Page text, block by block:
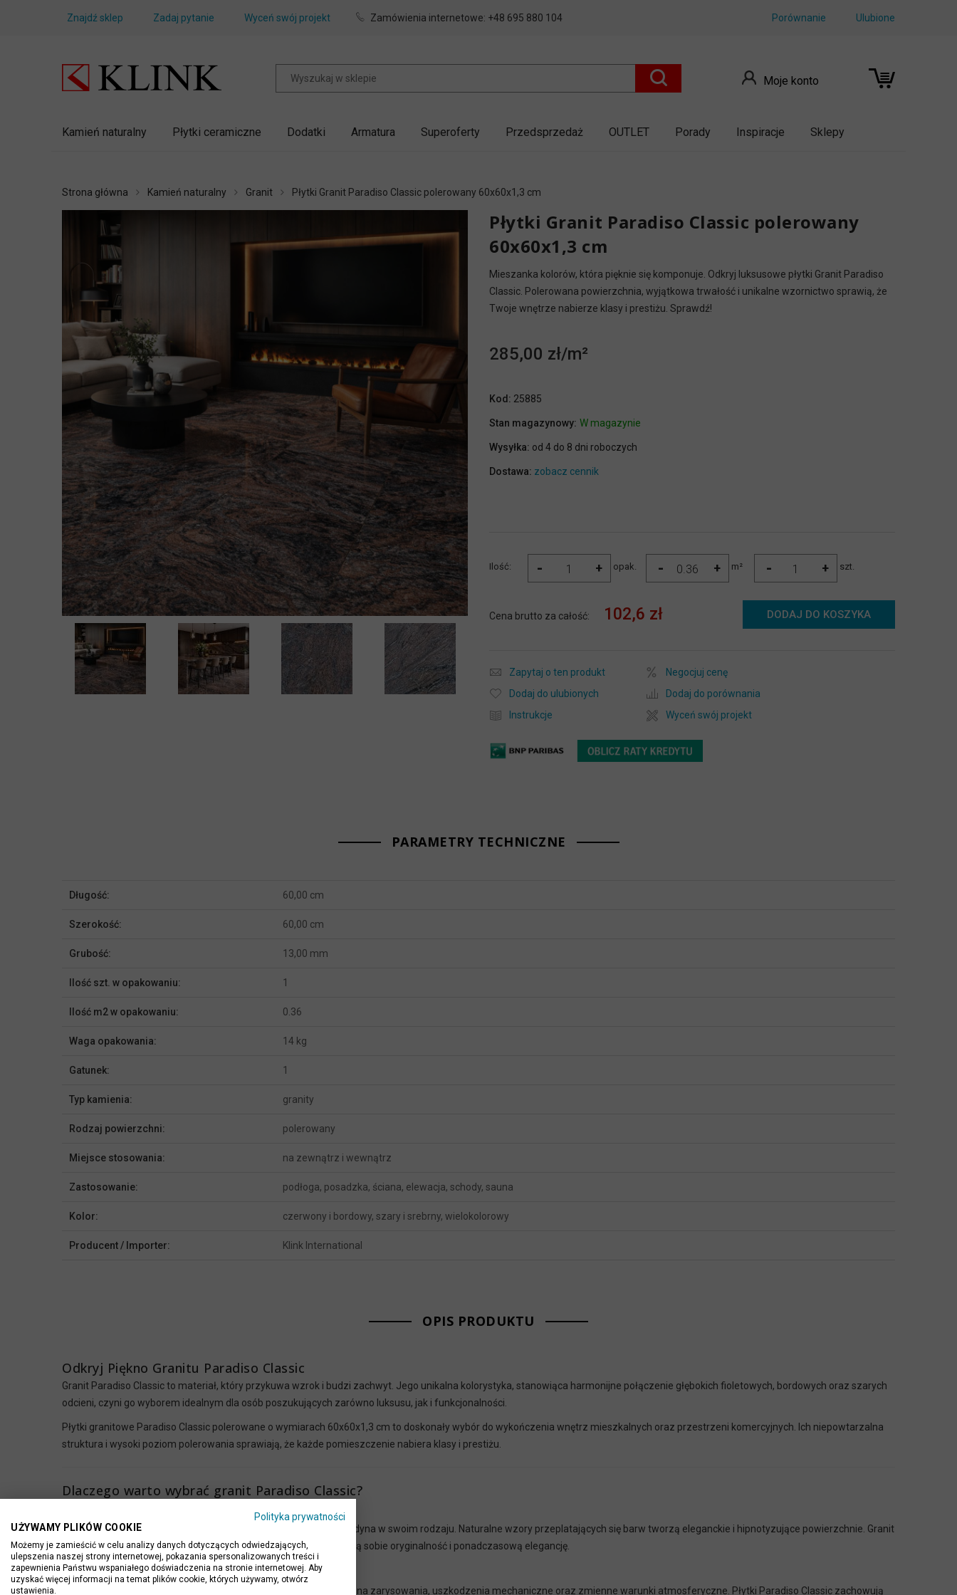
Znajdź sklep Zadaj pytanie Wyceń swój projekt Zamówienia internetowe: +48 695 880 104 Ulubione
Porównanie
Moje konto
Kamień naturalny Płytki ceramiczne Dodatki Armatura Superoferty Przedsprzedaż OUTLET Porady Inspiracje Sklepy
Strona główna Kamień naturalny Granit Płytki Granit Paradiso Classic polerowany 60x60x1,3 cm
Płytki Granit Paradiso Classic polerowany
60x60x1,3 cm
Mieszanka kolorów, która pięknie się komponuje. Odkryj luksusowe płytki Granit Paradiso
Classic. Polerowana powierzchnia, wyjątkowa trwałość i unikalne wzornictwo sprawią, że
Twoje wnętrze nabierze klasy i prestiżu. Sprawdź!
285,00 zł
Kod: 25885
Stan magazynowy: W magazynie
Wysyłka: od 4 do 8 dni roboczych
Dostawa: zobacz cennik
Ilość: - + opak. - + m² - + szt.
Cena brutto za całość: 102,6 zł DODAJ DO KOSZYKA
Zapytaj o ten produkt
Negocjuj cenę
Dodaj do ulubionych
Dodaj do porównania
Instrukcje
Wyceń swój projekt
PARAMETRY TECHNICZNE
Więcej
Długość: 60,00 cm
Szerokość: 60,00 cm
Grubość: 13,00 mm
Ilość szt. w opakowaniu: 1
Ilość m2 w opakowaniu: 0.36
Waga opakowania: 14 kg
Gatunek: 1
Typ kamienia: granity
Rodzaj powierzchni: polerowany
Miejsce stosowania: na zewnątrz i wewnątrz
Zastosowanie: podłoga, posadzka, ściana, elewacja, schody, sauna
Kolor: czerwony i bordowy, szary i srebrny, wielokolorowy
Producent / Importer: Klink International
OPIS PRODUKTU
Odkryj Piękno Granitu Paradiso Classic
Granit Paradiso Classic to materiał, który przykuwa wzrok i budzi zachwyt. Jego unikalna kolorystyka, stanowiąca harmonijne połączenie głębokich fioletowych, bordowych oraz szarych
odcieni, czyni go wyborem idealnym dla osób poszukujących zarówno luksusu, jak i funkcjonalności.
Płytki granitowe Paradiso Classic polerowane o wymiarach 60x60x1,3 cm to doskonały wybór do wykończenia wnętrz mieszkalnych oraz przestrzeni komercyjnych. Ich niepowtarzalna
struktura i wysoki poziom polerowania sprawiają, że każde pomieszczenie nabiera klasy i prestiżu.
Dlaczego warto wybrać granit Paradiso Classic?
Niepowtarzalny rysunek kamienia sprawia, że każda płytka jest jedyna w swoim rodzaju. Naturalne wzory przeplatających się barw tworzą eleganckie i hipnotyzujące powierzchnie. Granit
Paradiso Classic stanowi idealne rozwiązanie dla tych, którzy cenią sobie oryginalność i ponadczasową elegancję.
2. Trwałość na lata
Granit to jeden z najtwardszych materiałów naturalnych, odporny na zarysowania, uszkodzenia mechaniczne oraz zmienne warunki atmosferyczne. Płytki Paradiso Classic zachowują
Polityka prywatności
UŻYWAMY PLIKÓW COOKIE
Możemy je zamieścić w celu analizy danych dotyczących odwiedzających,
ulepszenia naszej strony internetowej, pokazania spersonalizowanych treści i
zapewnienia Państwu wspaniałego doświadczenia na stronie internetowej. Aby
uzyskać więcej informacji na temat plików cookie, których używamy, otwórz
ustawienia.